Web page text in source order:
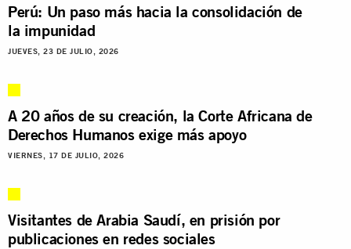
Perú: Un paso más hacia la consolidación de
la impunidad
JUEVES, 23 DE JULIO, 2026
A 20 años de su creación, la Corte Africana de
Derechos Humanos exige más apoyo
VIERNES, 17 DE JULIO, 2026
Visitantes de Arabia Saudí, en prisión por
publicaciones en redes sociales